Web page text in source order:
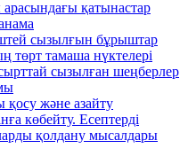
қатынастар
сызылғын бұрыштар
тамаша нүктелері
сызылған шеңберлер
қосу және азайту
көбейту. Есептерді
қолдану мысалдары